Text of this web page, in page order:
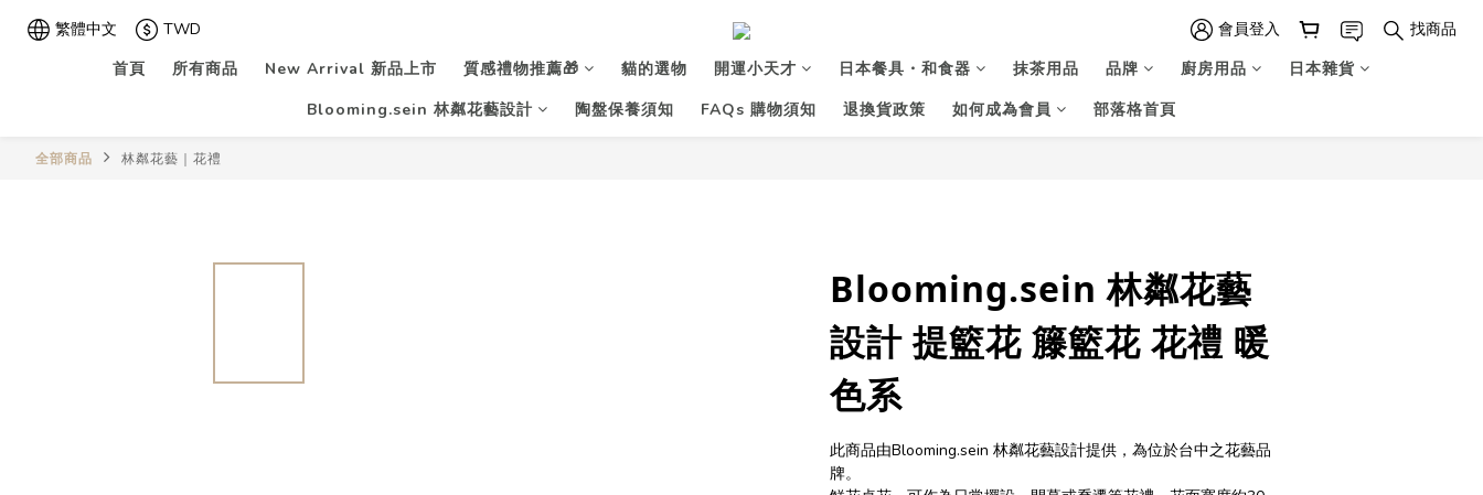
繁體中文 TWD 會員登入
找商品
首頁
所有商品 New Arrival 新品上市 質感禮物推薦🎁 貓的選物 開運小天才 日本餐具・和食器 抹茶用品 品牌 廚房用品
日本雜貨
Blooming.sein 林粼花藝設計
陶盤保養須知 FAQs 購物須知 退換貨政策 如何成為會員 部落格首頁
全部商品 林粼花藝｜花禮
Blooming.sein 林粼花藝
設計 提籃花 籐籃花 花禮 暖
色系
此商品由Blooming.sein 林粼花藝設計提供，為位於台中之花藝品
牌。